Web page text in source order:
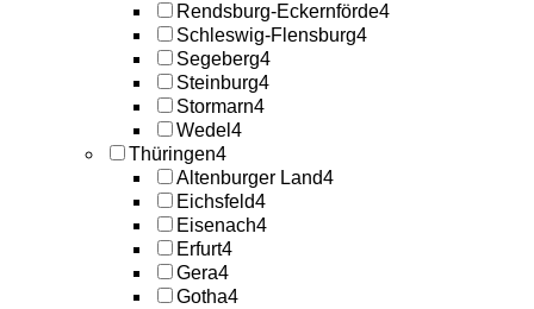
Rendsburg-Eckernförde4
Schleswig-Flensburg4
Segeberg4
Steinburg4
Stormarn4
Wedel 4
Thüringen4
Altenburger Land4
Eichsfeld4
Eisenach4
Erfurt4
Gera4
Gotha4